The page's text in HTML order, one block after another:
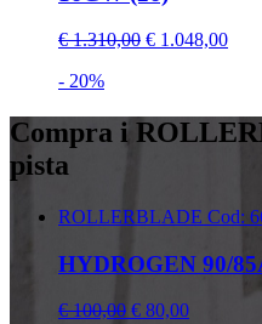
€ 1.310,00 € 1.048,00
- 20%
Compra i
pista
ROLLERBLADE Cod:
HYDROGEN 90/
€ 100,00 € 80,00